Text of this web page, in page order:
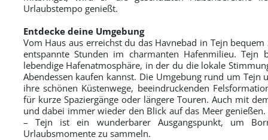
Urlaubstempo genießt.
Entdecke deine Umgebung
Vom Haus aus erreichst du das Havnebad in Tejn
entspannte Stunden im charmanten Hafenmilieu. Tejn
lebendige Hafenatmosphäre, in der du die lokale
Abendessen kaufen kannst. Die Umgebung rund um Tejn
ihre schönen Küstenwege, beeindruckenden
für kurze Spaziergänge oder längere Touren. Auch mit
und dabei immer wieder den Blick auf das Meer
– Tejn ist ein wunderbarer Ausgangspunkt, um
Urlaubsmomente zu sammeln.